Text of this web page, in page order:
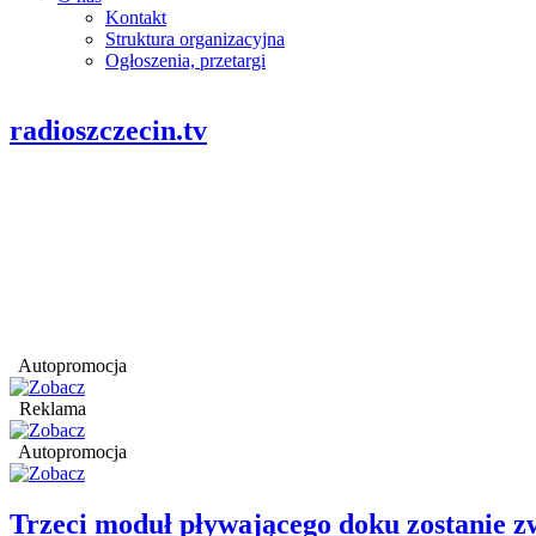
Kontakt
Struktura organizacyjna
Ogłoszenia, przetargi
radioszczecin.tv
Autopromocja
Reklama
Autopromocja
Trzeci moduł pływającego doku zostanie